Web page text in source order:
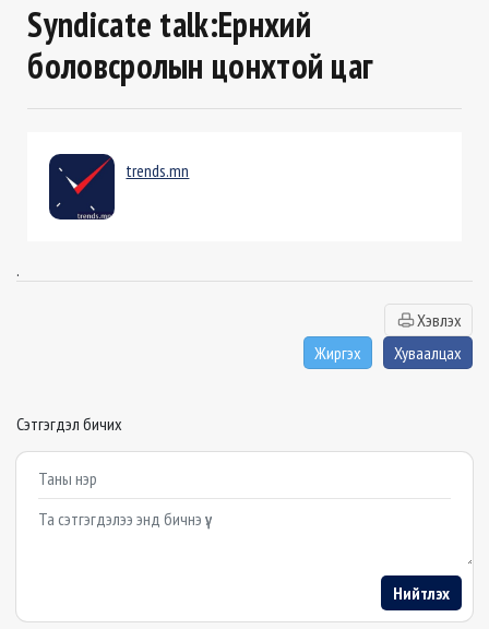
Syndicate talk:Ерөнхий
боловсролын цонхтой цаг
trends.mn
.
Хэвлэх
Жиргэх
Хуваалцах
Сэтгэгдэл бичих
Example textarea
Нийтлэх